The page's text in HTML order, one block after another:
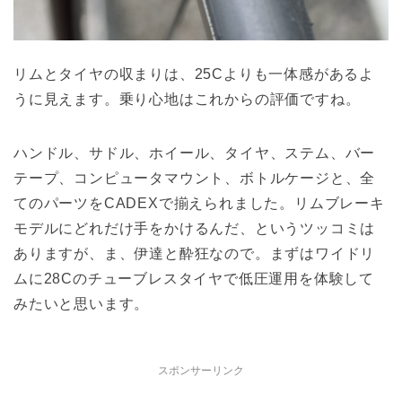
リムとタイヤの収まりは、25Cよりも一体感があるよ
うに見えます。乗り心地はこれからの評価ですね。
ハンドル、サドル、ホイール、タイヤ、ステム、バー
テープ、コンピュータマウント、ボトルケージと、全
てのパーツをCADEXで揃えられました。リムブレーキ
モデルにどれだけ手をかけるんだ、というツッコミは
ありますが、ま、伊達と酔狂なので。まずはワイドリ
ムに28Cのチューブレスタイヤで低圧運用を体験して
みたいと思います。
スポンサーリンク